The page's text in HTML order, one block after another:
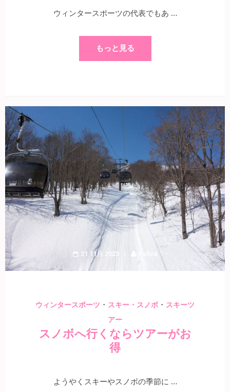
ウィンタースポーツの代表でもあ …
もっと見る
21 11月 2023 Felice
ウィンタースポーツ ・ スキー・スノボ ・ スキーツ
アー
スノボへ行くならツアーがお
得
ようやくスキーやスノボの季節に …